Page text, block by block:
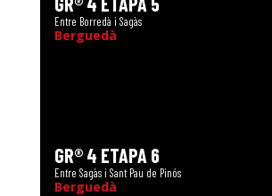
Entre Borredà i Sagàs
Berguedà
GR® 4 ETAPA 6
Entre Sagàs i Sant Pau de Pinós
Berguedà